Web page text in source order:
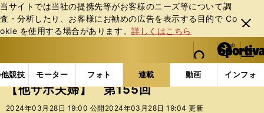
当サイトでは当社の提携先等がお客様のニーズ等について調
査・分析したり、お客様にお勧めの広告を表⽰する⽬的で Co
okie を使⽤する場合があります。詳しくはこちら
閉じ
る
web Sportiva (webスポルティーバ)
検索
マイペ
ー
ジ
メニュ
競技 モーター フォト 連載 動画 インフォ
b
ス
ポ
ル
連載コラム スポマン！ 他サポ夫婦 【他サポ夫
【他サポ夫婦】 第155回
2024年03月28日 19:00 公開 2024年03月28日 19:04 更新